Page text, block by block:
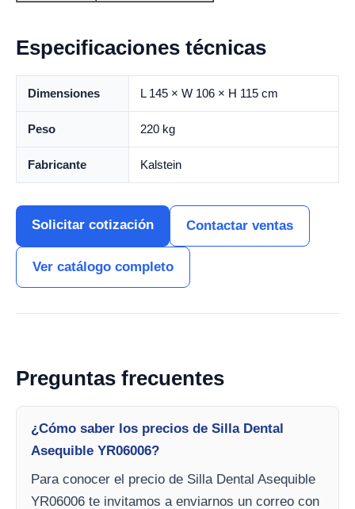
Especificaciones técnicas
Dimensiones L 145 × W 106 × H 115 cm
Peso 220 kg
Fabricante Kalstein
Solicitar cotización Contactar ventas
Ver catálogo completo
Preguntas frecuentes
¿Cómo saber los precios de Silla Dental
Asequible YR06006?
Para conocer el precio de Silla Dental Asequible
YR06006 te invitamos a enviarnos un correo con